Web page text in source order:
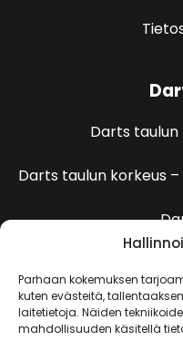
Parhaan kokemuksen
kuten evästeitä,
laitetietoja. Näiden
mahdollisuuden käsitellä
Darts
Darts taulun korkeus
501